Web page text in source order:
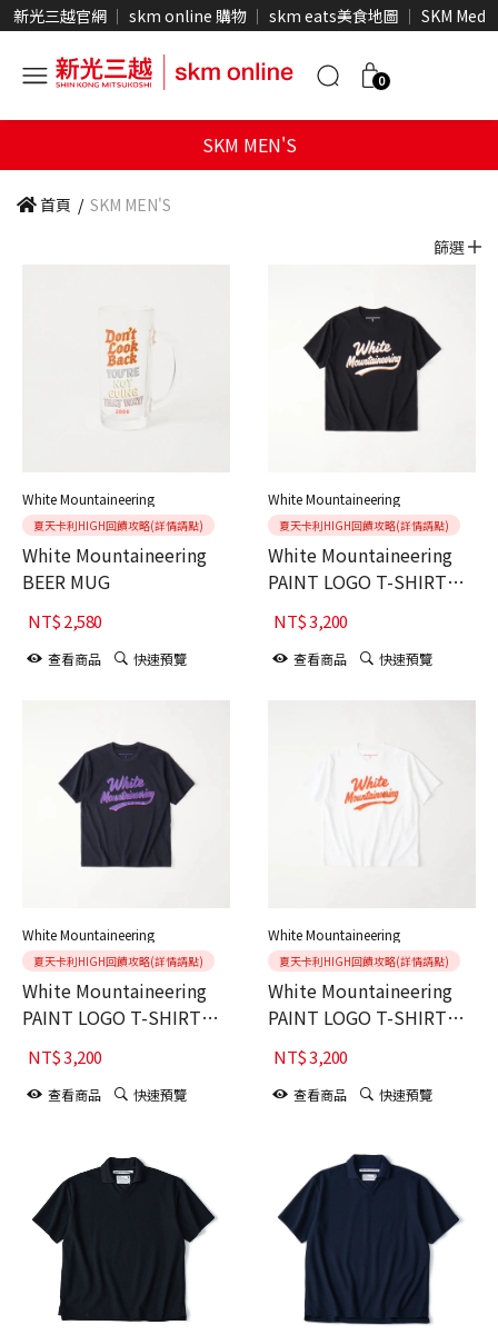
新光三越官網 skm online 購物 skm eats美食地圖 SKM Media
0
SKM MEN'S
首頁 / SKM MEN'S
篩選
White Mountaineering
夏天卡利HIGH回饋攻略(詳情請點)
White Mountaineering
BEER MUG
NT$2,580
查看商品 快速預覽
White Mountaineering
夏天卡利HIGH回饋攻略(詳情請點)
White Mountaineering
PAINT LOGO T-SHIRT
BLACK
NT$3,200
查看商品 快速預覽
White Mountaineering
夏天卡利HIGH回饋攻略(詳情請點)
White Mountaineering
PAINT LOGO T-SHIRT
NAVY
NT$3,200
查看商品 快速預覽
White Mountaineering
夏天卡利HIGH回饋攻略(詳情請點)
White Mountaineering
PAINT LOGO T-SHIRT
WHITE
NT$3,200
查看商品 快速預覽